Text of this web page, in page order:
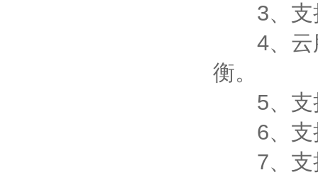
3、支持
4、云服
衡。
5、支
6、支持
7、支